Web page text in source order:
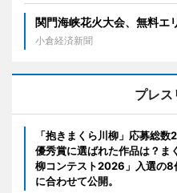
関門海峡花火大会、無料エ
小倉経済新聞
プレス
「抱きまくら川柳」応募総
優秀賞に選ばれた作品は？ま
柳コンテスト2026」入選の8
に合わせて公開。